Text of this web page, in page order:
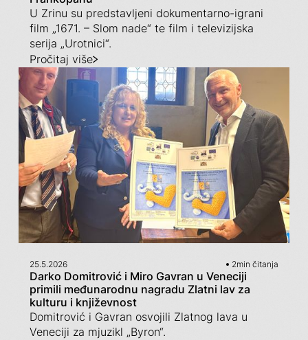
U Zrinu su predstavljeni dokumentarno-igrani
film „1671. – Slom nade“ te film i televizijska
serija „Urotnici“.
Pročitaj više
25.5.2026 2min čitanja
Darko Domitrović i Miro Gavran u Veneciji
primili međunarodnu nagradu Zlatni lav za
kulturu i književnost
Domitrović i Gavran osvojili Zlatnog lava u
Veneciji za mjuzikl „Byron“.